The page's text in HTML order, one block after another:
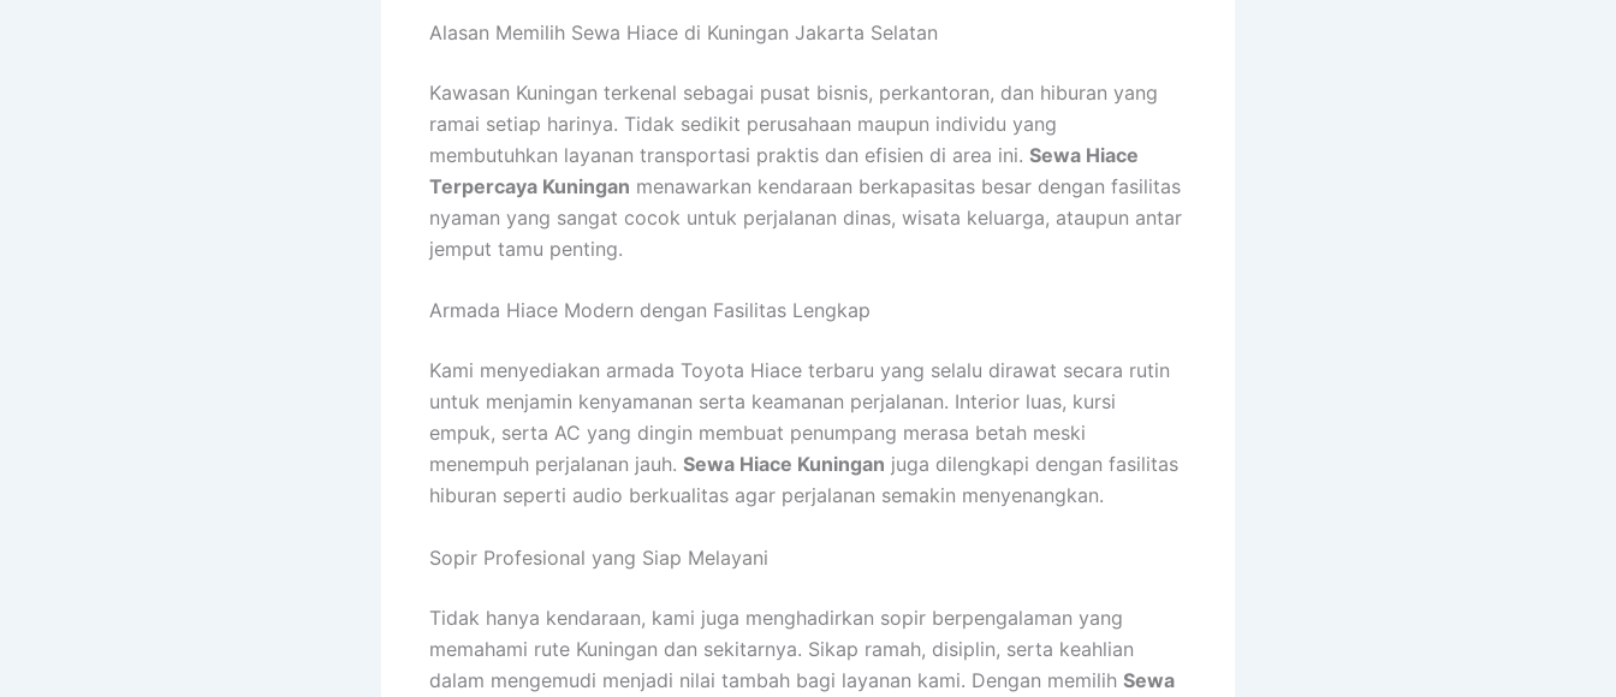
Alasan Memilih Sewa Hiace di Kuningan Jakarta Selatan
Kawasan Kuningan terkenal sebagai pusat bisnis, perkantoran, dan hiburan yang
ramai setiap harinya. Tidak sedikit perusahaan maupun individu yang
membutuhkan layanan transportasi praktis dan efisien di area ini. Sewa Hiace
Terpercaya Kuningan menawarkan kendaraan berkapasitas besar dengan fasilitas
nyaman yang sangat cocok untuk perjalanan dinas, wisata keluarga, ataupun antar
jemput tamu penting.
Armada Hiace Modern dengan Fasilitas Lengkap
Kami menyediakan armada Toyota Hiace terbaru yang selalu dirawat secara rutin
untuk menjamin kenyamanan serta keamanan perjalanan. Interior luas, kursi
empuk, serta AC yang dingin membuat penumpang merasa betah meski
menempuh perjalanan jauh. Sewa Hiace Kuningan juga dilengkapi dengan fasilitas
hiburan seperti audio berkualitas agar perjalanan semakin menyenangkan.
Sopir Profesional yang Siap Melayani
Tidak hanya kendaraan, kami juga menghadirkan sopir berpengalaman yang
memahami rute Kuningan dan sekitarnya. Sikap ramah, disiplin, serta keahlian
dalam mengemudi menjadi nilai tambah bagi layanan kami. Dengan memilih Sewa